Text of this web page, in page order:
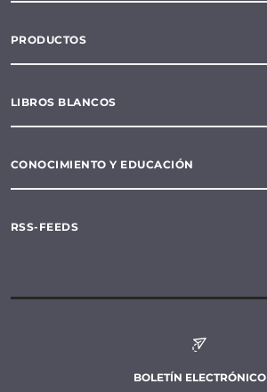
PRODUCTOS
LIBROS BLANCOS
CONOCIMIENTO Y EDUCACIÓN
RSS-FEEDS
BOLETÍN ELECTRÓNICO